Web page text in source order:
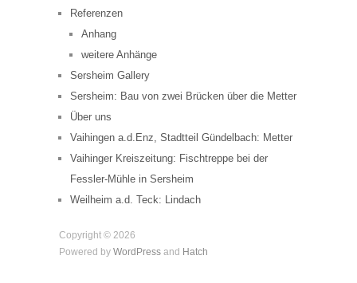
Referenzen
Anhang
weitere Anhänge
Sersheim Gallery
Sersheim: Bau von zwei Brücken über die Metter
Über uns
Vaihingen a.d.Enz, Stadtteil Gündelbach: Metter
Vaihinger Kreiszeitung: Fischtreppe bei der
Fessler-Mühle in Sersheim
Weilheim a.d. Teck: Lindach
Copyright © 2026
Powered by WordPress and Hatch